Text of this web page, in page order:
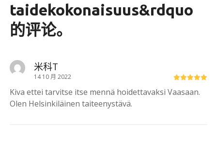
taidekokonaisuus&rdquo
的评论。
米科T
14 10 月 2022
Kiva ettei tarvitse itse mennä hoidettavaksi Vaasaan.
Olen Helsinkiläinen taiteenystävä.